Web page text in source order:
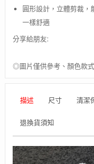
WIND
PRO
風
暖
護
耳
圓形設計，立體剪裁，
一樣舒適
分享給朋友:
◎圖片僅供參考、顏色款
描述 尺寸 清潔
退換貨須知